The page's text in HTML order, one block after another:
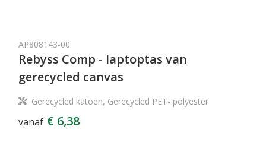
AP808143-00
Rebyss Comp - laptoptas van
gerecycled canvas
Gerecycled katoen, Gerecycled PET- polyester
vanaf € 6,38